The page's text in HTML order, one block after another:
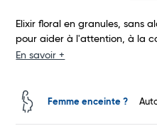
Elixir floral en granules, sans
pour aider à l'attention, à la
En savoir +
Femme enceinte ?